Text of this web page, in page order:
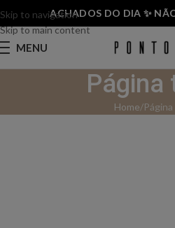
Skip to navigation
Skip to main content
ACHADOS DO DIA ✨
MENU
Página
Home